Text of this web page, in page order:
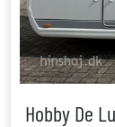
Hobby De